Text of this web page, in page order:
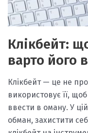
Клікбейт:
варто його
Клікбейт — це не
використовує її,
ввести в оману. У
обман, захистити